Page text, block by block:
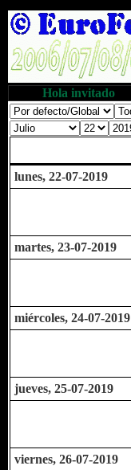
Hola invitado
lunes, 22-07-2019
martes, 23-07-2019
miércoles, 24-07-2019
jueves, 25-07-2019
viernes, 26-07-2019